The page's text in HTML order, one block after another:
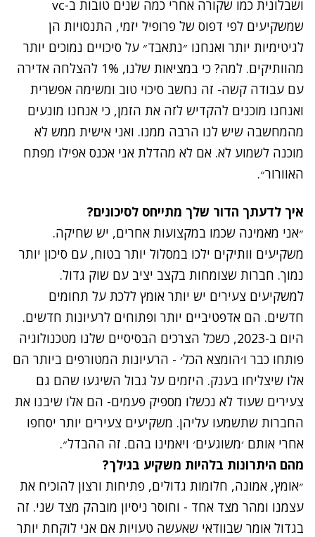
ושבלונית כמו שקורה אחרי כמה שנים טובות ב-vc
שמשקיעים לפי דפוס של פרופיל יזמי, התנסויות הן
לגיטימיות יותר ואנחנו ״נתאבד״ על סיכויים נמוכים יותר
מהוותיקים. למה? כי במציאות שלנו, 1% להצלחה אדירה
עם עבודה קשה- זה נחשב סיכוי טוב ומשימה אפשרית
ואנחנו מוכנים להקדיש לזה את הזמן, כי אנחנו מונעים
מהמחשבה שיש לנו הרבה ממנו. ואני אישית ממש לא
מוכנה לשמוע לא. אם לא מהדלת אני אכנס אפילו מפתח
האוורור״.
איך לדעתך הדור שלך מתייחס לסיכונים?
״אני מאמינה שכמו במקצועות אחרים, יש שחיקה.
משקיעים וותיקים ילכו במסלול יותר בטוח, עם סיכון יותר
נמוך. חברות שצומחות בקצב יציב עם שוק גדול.
למשקיעים צעירים יש יותר אומץ ללכת על תחומים
חדשים. הם אדפטיביים יותר ופתוחים לרעיונות חדשים.
היום ב-2023, כשכל הצרכים הבסיסיים שלנו מטכנולוגיה
פותחו כבר ו׳הומצא הכל׳ - הרעיונות המטורפים ביותר הם
אלו שיצליחו בענק. היזמים על גבול השיגעו שהם גם
צעירים שעוד לא נכשלו מספיק פעמים- הם אלו שיבנו את
החברות שתשמעו עליהן. משקיעים צעירים יותר יסחפו
אחרי אותם ׳משוגעים׳ ויאמינו בהם. זה ההבדל״.
מהם היתרונות בלהיות משקיע בגילך?
״אומץ, אמונה, חלומות גדולים, פתיחות ורצון להוכיח את
עצמנו ומהר מצד אחד - וחוסר ניסיון מובהק מצד שני. זה
בגדול אומר שבוודאי שאעשה טעויות אם אני לוקחת יותר